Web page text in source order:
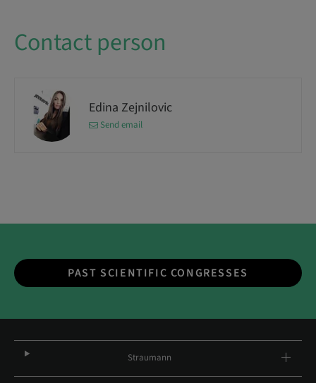
Contact person
Edina Zejnilovic
Send email
PAST SCIENTIFIC CONGRESSES
Straumann